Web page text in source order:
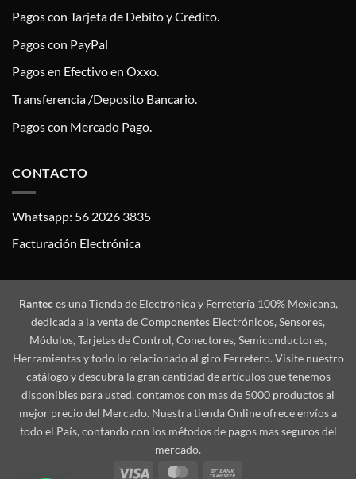
Pagos con Tarjeta de Debito y Crédito.
Pagos con PayPal
Pagos en Efectivo en Oxxo.
Transferencia /Deposito Bancario.
Pagos con Mercado Pago.
CONTACTO
Whatsapp: 56 2026 3835
Facturación Electrónica
Ranteces una Tienda de Electrónica y Ferretería 100% Mexicana,
dedicada a la venta de Componentes Electrónicos, Sensores,
Módulos, Tarjetas de Control, Conectores, Semiconductores,
Herramientas y todo lo relacionado al giro Ferretero. Visite nuestro
catálogo y descubra la gran cantidad de artículos que tenemos
disponibles para usted, contamos con mas de 5000 productos al
mejor precio del Mercado. Nuestra tienda Online ofrece envíos a
todo el País, contando con los métodos de pagos mas seguros del
mercado.
Visa
MasterCard